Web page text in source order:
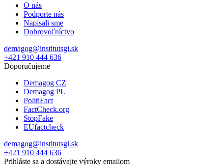
O nás
Podporte nás
Napísali sme
Dobrovoľníctvo
demagog@institutsgi.sk
+421 910 444 636
Doporučujeme
Demagog CZ
Demagog PL
PolitiFact
FactCheck.org
StopFake
EUfactcheck
demagog@institutsgi.sk
+421 910 444 636
Prihláste sa a dostávajte výroky emailom